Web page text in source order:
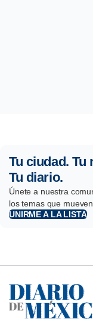
Tu ciudad. Tu
Tu diario.
Únete a nuestra
los temas que
UNIRME A LA LISTA